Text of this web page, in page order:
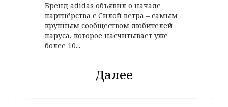
Бренд adidas объявил о начале
партнёрства с Силой ветра – самым
крупным сообществом любителей
паруса, которое насчитывает уже
более 10...
Далее